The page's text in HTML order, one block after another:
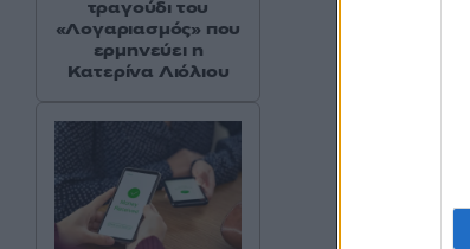
τραγούδι του
«Λογαριασμός» που
ερμηνεύει η
Κατερίνα Λιόλιου